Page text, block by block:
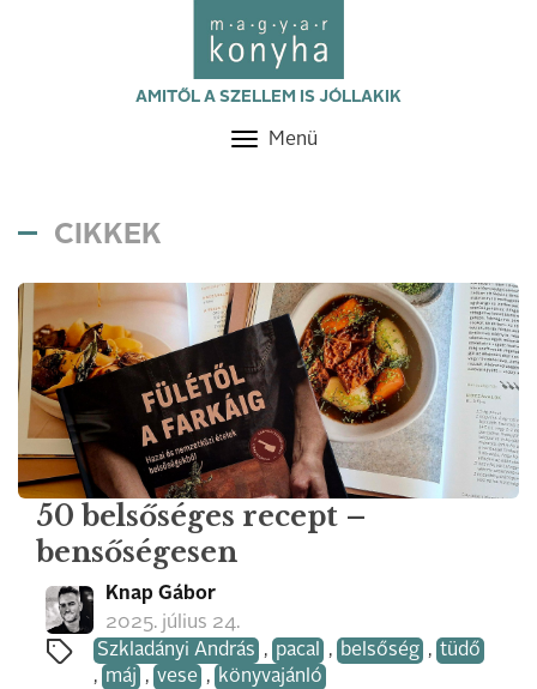
AMITŐL A SZELLEM IS JÓLLAKIK
Toggle
Menü
CIKKEK
50 belsőséges recept –
bensőségesen
Knap Gábor
2025. július 24.
Szkladányi András , pacal , belsőség , tüdő
, máj , vese , könyvajánló